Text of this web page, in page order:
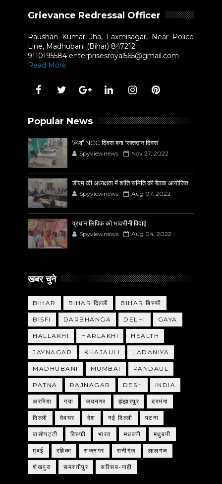
Grievance Redressal Officer
Raushan Kumar Jha, Laxmisagar, Near Police
Line, Madhubani (Bihar) 847212
9110195584 enterprisesroyal565@gmail.com
Read More
Popular News
74वाँ NCC दिवस बना 'रक्तदान दिवस'
Spyviewnews Nov 27, 2022
डीएम की अध्यक्षता में शांति समिति की बैठक आयोजित
Spyviewnews Aug 07, 2022
प्रधान लिपिक को भावभीनी विदाई
Spyviewnews Aug 04, 2022
खबर चुने
BIHAR BIHAR दिल्ली BIHAR बिस्फी
BISFI DARBHANGA DELHI GAYA
HALLAKHI HARLAKHI HEALTH
JAYNAGAR KHAJAULI LADANIYA
MADHUBANI MUMBAI PANDAUL
PATNA RAJNAGAR DESH INDIA
अररिया गया जयनगर झंझारपुर दरभंगा
दिल्ली देवघर देश नई दिल्ली पटना
बासोपट्टी बिस्फी भारत मधबनी मधुबनी
मुंबई रहिका राजनगर रानीगंज लालगंज
शेखपुरा समस्तीपुर सरिसब-पाही